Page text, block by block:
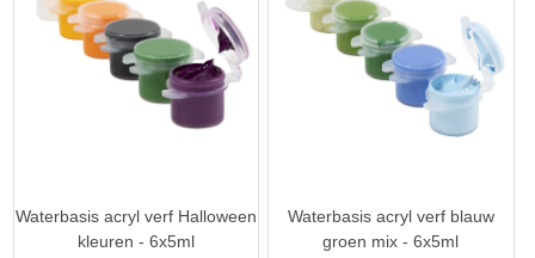
Waterbasis acryl verf Halloween
kleuren - 6x5ml
Waterbasis acryl verf blauw
groen mix - 6x5ml